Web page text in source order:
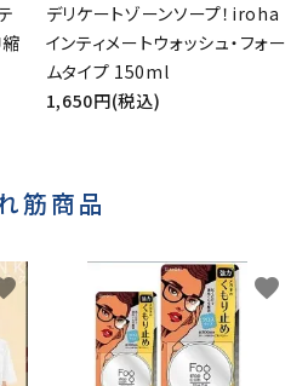
デリケートゾーンソープ！iroha
インティメートウォッシュ・フォー
ムタイプ 150ml
1,650円(税込)
筋商品
favorite